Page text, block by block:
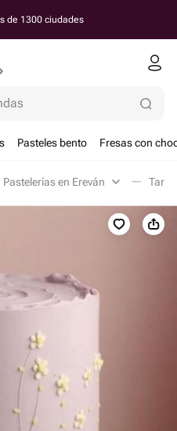
de 1300 ciudades
Pasteles bento Fresas con
Pastelerías en Ereván